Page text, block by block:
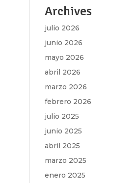
Archives
julio 2026
junio 2026
mayo 2026
abril 2026
marzo 2026
febrero 2026
julio 2025
junio 2025
abril 2025
marzo 2025
enero 2025